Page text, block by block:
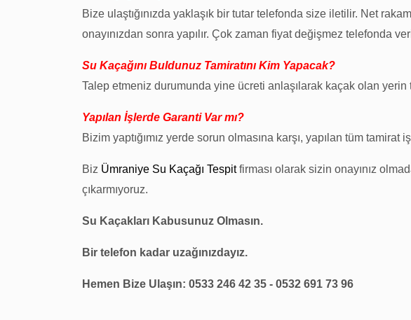
Bize ulaştığınızda yaklaşık bir tutar telefonda size iletilir. Net
onayınızdan sonra yapılır. Çok zaman fiyat değişmez telefonda
Su Kaçağını Buldunuz Tamiratını Kim Yapacak?
Talep etmeniz durumunda yine ücreti anlaşılarak kaçak olan
Yapılan İşlerde Garanti Var mı?
Bizim yaptığımız yerde sorun olmasına karşı, yapılan tüm tamirat
Biz Ümraniye Su Kaçağı Tespitfirması olarak sizin onayınız
çıkarmıyoruz.
Su Kaçakları Kabusunuz Olmasın.
Bir telefon kadar uzağınızdayız.
Hemen Bize Ulaşın: 0533 246 42 35 - 0532 691 73 96